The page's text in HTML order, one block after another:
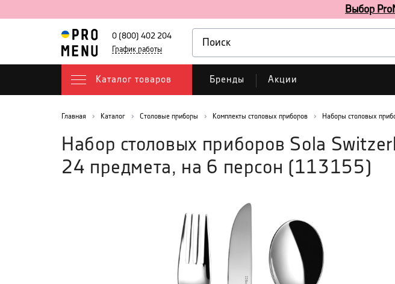
Выбор
0 (800) 402 204
График работы
Каталог товаров Бренды Акции
Главная Каталог Столовые приборы Комплекты столовых приборов Наборы столовых
Набор столовых приборов Sola
24 предмета, на 6 персон ( 113155 )